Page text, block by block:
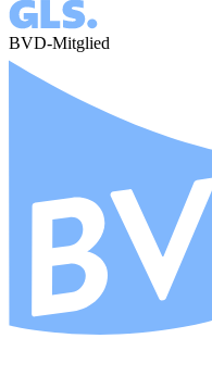
BVD-Mitglied